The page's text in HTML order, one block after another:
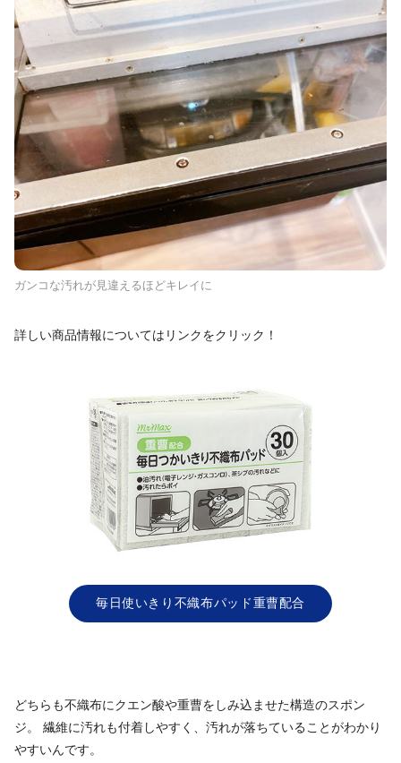
ガンコな汚れが見違えるほどキレイに
詳しい商品情報についてはリンクをクリック！
毎日使いきり不織布パッド重曹配合
どちらも不織布にクエン酸や重曹をしみ込ませた構造のスポン
ジ。 繊維に汚れも付着しやすく、汚れが落ちていることがわかり
やすいんです。